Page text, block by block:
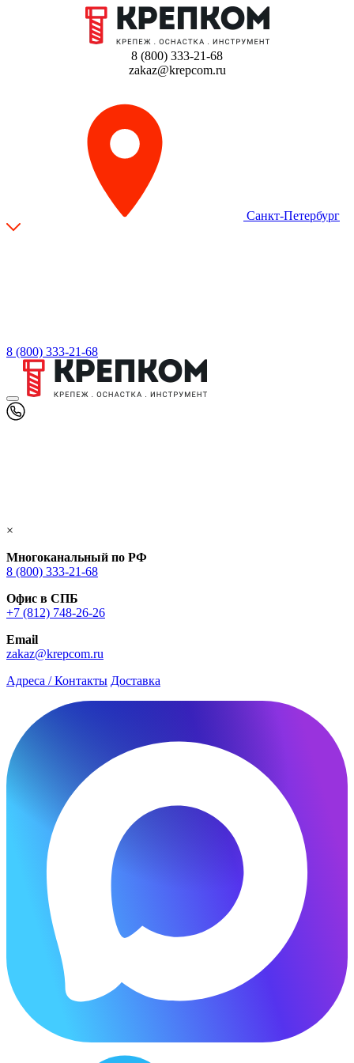
8 (800) 333-21-68
zakaz@krepcom.ru
Санкт-Петербург
8 (800) 333-21-68
×
Многоканальный по РФ
8 (800) 333‑21-68
Офис в СПБ
+7 (812) 748‑26-26
Email
zakaz@krepcom.ru
Адреса / Контакты Доставка